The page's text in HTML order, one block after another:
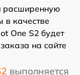
расширенную
в качестве
One S2 будет
на сайте
выполняется